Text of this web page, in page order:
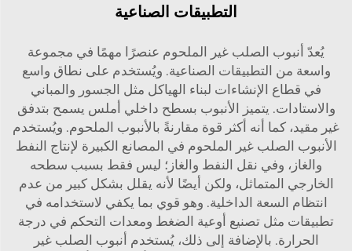
التطبيقات الصناعية
يُعدّ أنبوب الصلب غير الملحوم عنصرًا مهمًا في مجموعة
واسعة من التطبيقات الصناعية. ويُستخدم على نطاق واسع
في قطاع الإنشاءات لبناء الهياكل مثل الجسور والمباني
والاستادات. يتميز الأنبوب بسطح داخلي أملس يسمح بتدفق
غير مقيد، كما أنه أكثر قوة مقارنةً بالأنبوب الملحوم. ويُستخدم
الأنبوب الصلب غير الملحوم في المصانع الكبيرة لإنتاج النفط
والغاز، وفي نقل النفط والغاز؛ ليس فقط بسبب سطحه
الخارجي المتماثل، ولكن أيضًا لأنه يقلل بشكل كبير من عدم
انتظام السعة الداخلية. وهو قوي بما يكفي لاستخدامه في
تطبيقات مثل تصنيع أوعية الضغط ومعدات التحكم في درجة
الحرارة. بالإضافة إلى ذلك، يُستخدم أنبوب الصلب غير